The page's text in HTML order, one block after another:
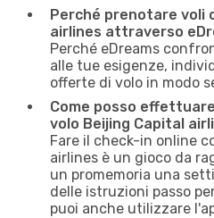
Perché prenotare voli
airlines attraverso
Perché eDreams
alle tue esigenze,
offerte di volo in modo
Come posso
volo Beijing Capital
Fare il check-in online
airlines è un gioco da
un promemoria una
delle istruzioni passo
puoi anche utilizzare